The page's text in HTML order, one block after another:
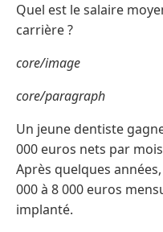
Quel est le salaire
carrière ?
core/image
core/paragraph
Un jeune dentiste
000 euros nets par
Après quelques
000 à 8 000 euros
implanté.